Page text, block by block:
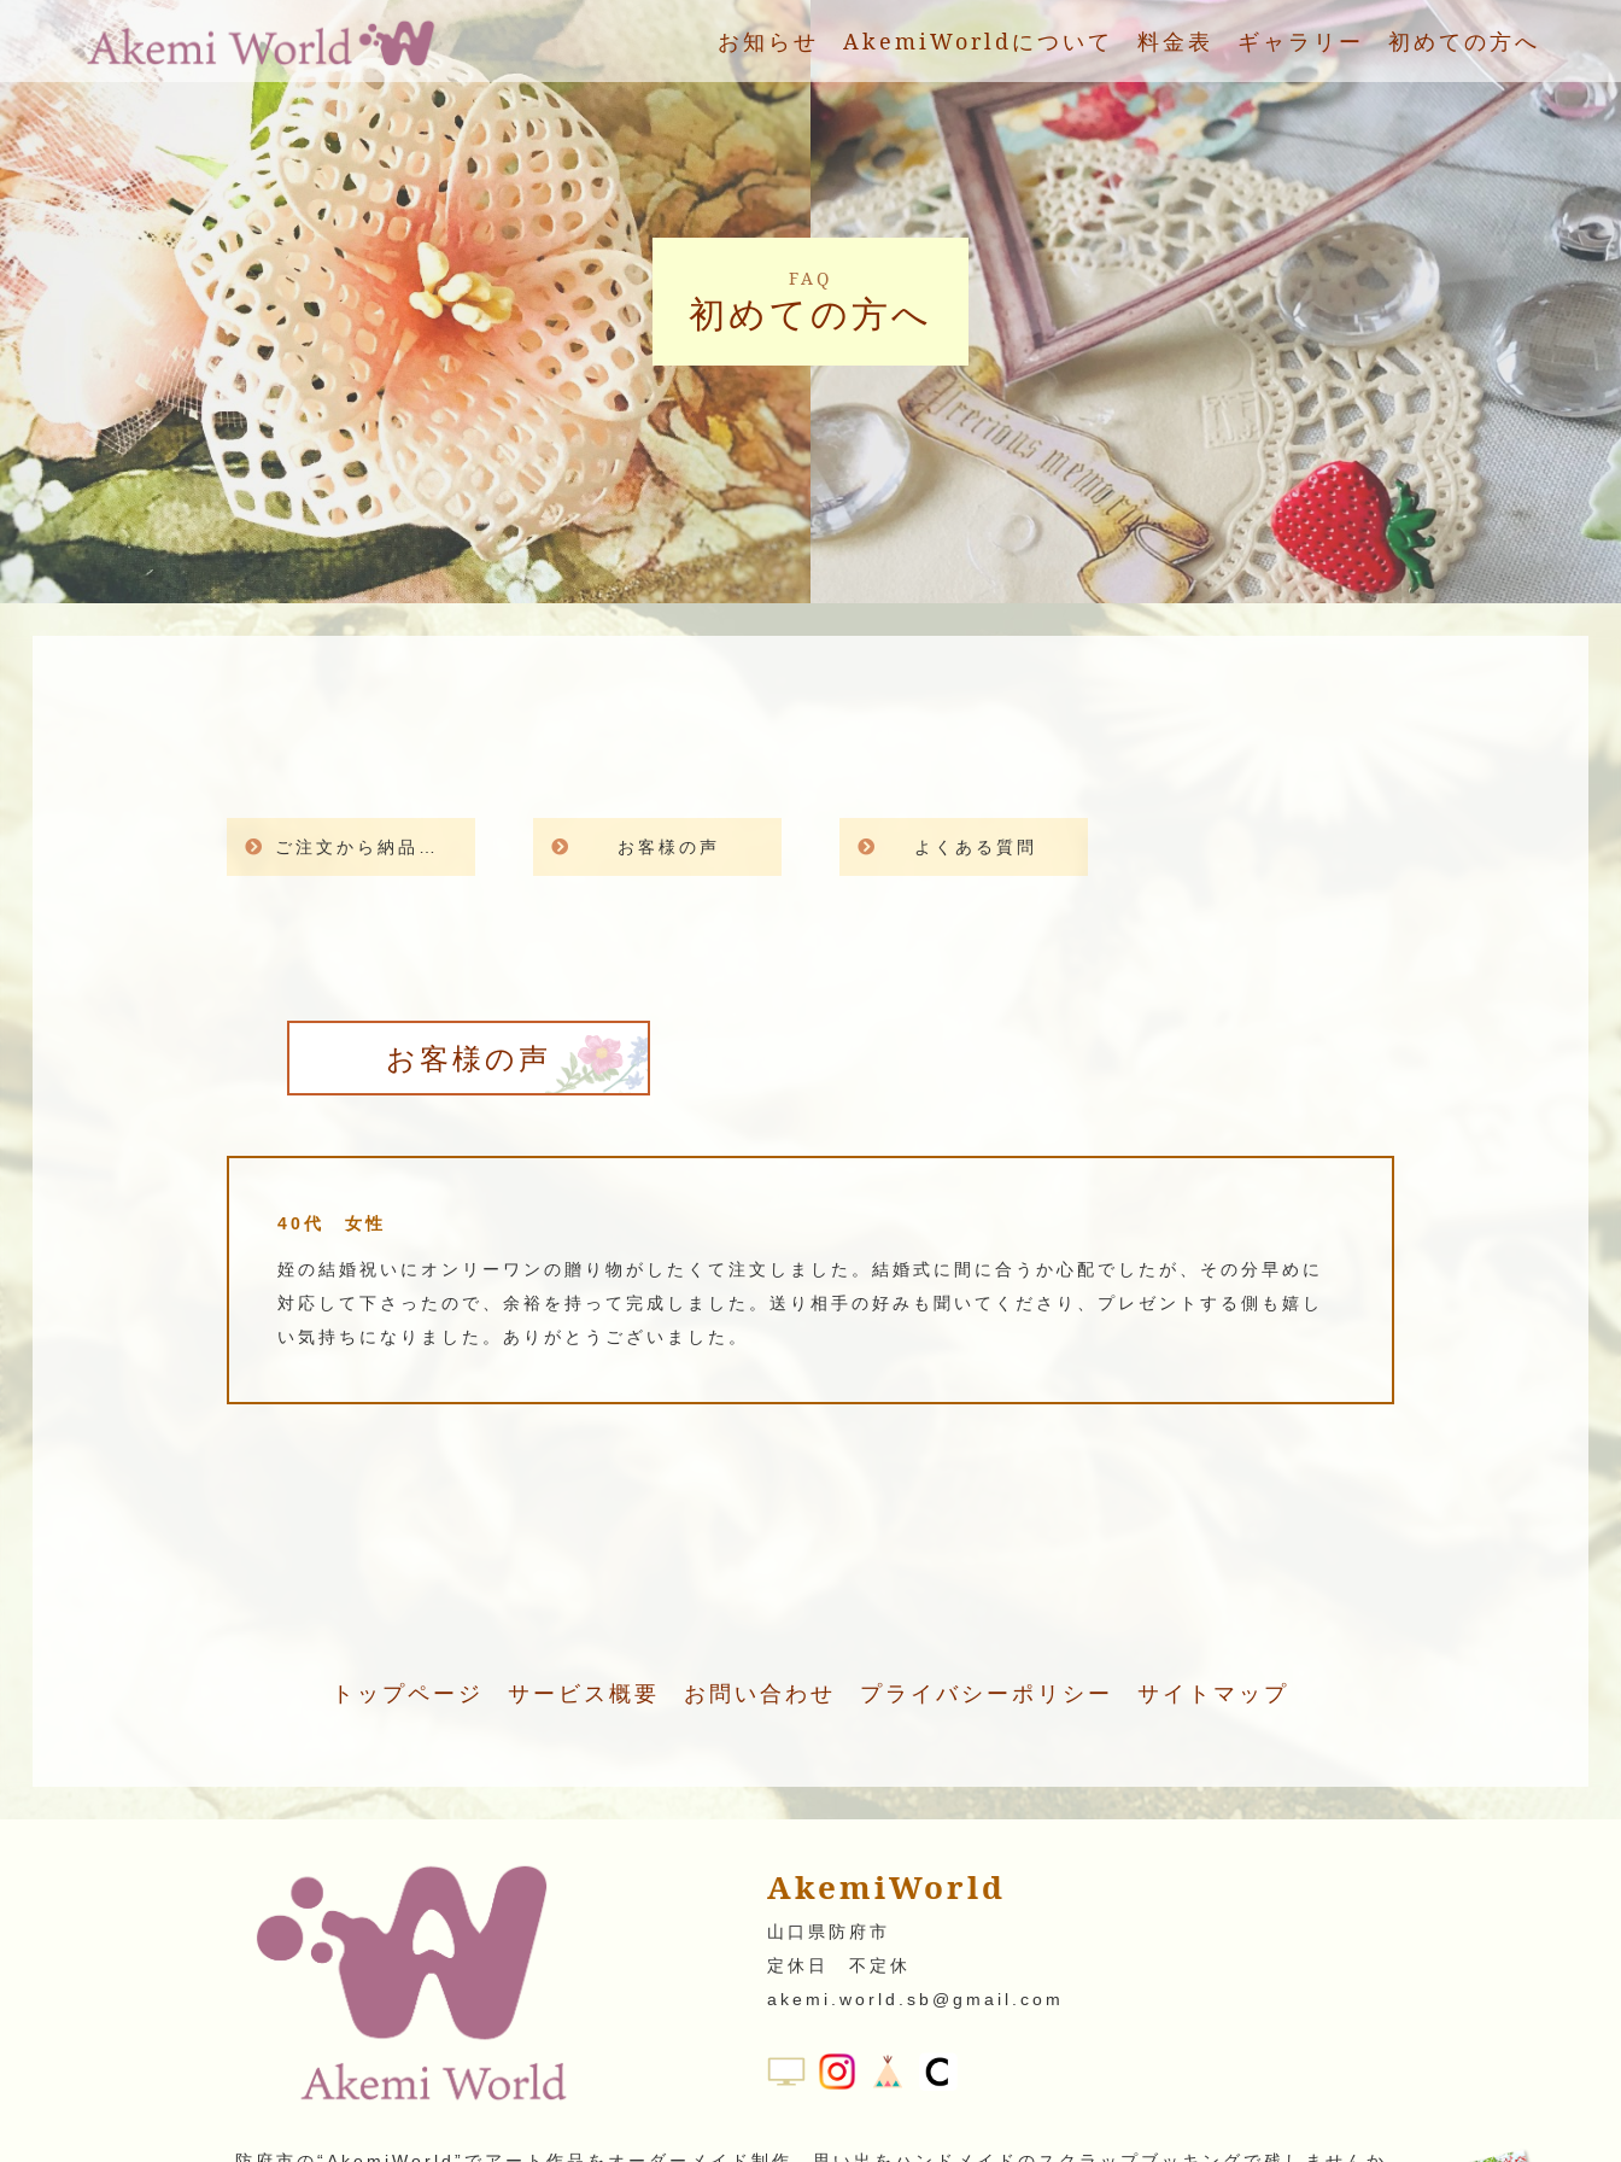
お知らせ AkemiWorldについて 料金表 ギャラリー 初めての方へ
FAQ
初めての方へ
ご注文から納品までの流れ お客様の声 よくある質問
お客様の声
40代 女性
姪の結婚祝いにオンリーワンの贈り物がしたくて注文しました。結婚式に間に合うか心配でしたが、その分早めに
対応して下さったので、余裕を持って完成しました。送り相手の好みも聞いてくださり、プレゼントする側も嬉し
い気持ちになりました。ありがとうございました。
トップページ サービス概要 お問い合わせ プライバシーポリシー サイトマップ
AkemiWorld
山口県防府市
定休日 不定休
akemi.world.sb@gmail.com